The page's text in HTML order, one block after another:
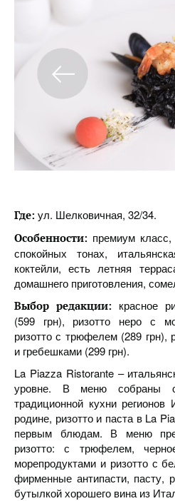
Где: ул. Шелковичная, 32/34.
Особенности: премиум класс,
спокойных тонах,
коктейли, есть летняя
домашнего приготовления,
Выбор редакции: красное
(599 грн), ризотто неро с
ризотто с трюфелем (289 грн),
и гребешками (299 грн).
La Piazza Ristorante –
уровне. В меню собраны
традиционной кухни
родине, ризотто и паста в La
первым блюдам. В меню
ризотто: с трюфелем,
морепродуктами и ризотто с
фирменные антипасти, пасту,
бутылкой хорошего вина из